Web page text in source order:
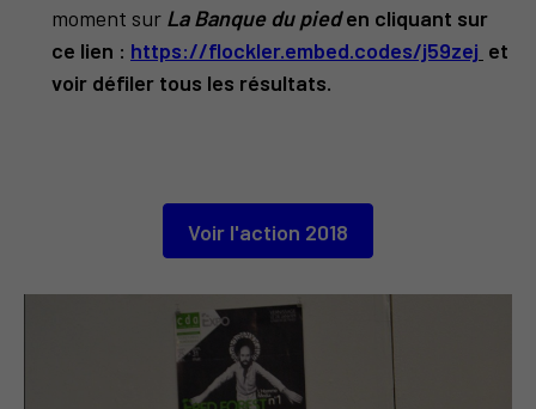
moment sur La Banque du pieden cliquant sur
ce lien : https://flockler.embed.codes/j59zej et
voir défiler tous les résultats.
Voir l'action 2018